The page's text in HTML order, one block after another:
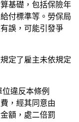
基礎，包括保險年
付標準等。勞保局
誤，可能引發爭
規定了雇主未依規定
位違反本條例
，經其同意由
額，處二倍罰